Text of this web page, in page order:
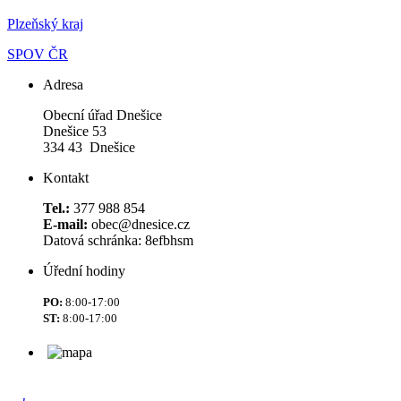
Plzeňský kraj
SPOV ČR
Adresa
Obecní úřad Dnešice
Dnešice 53
334 43 Dnešice
Kontakt
Tel.: 377 988 854
E-mail: obec@dnesice.cz
Datová schránka: 8efbhsm
Úřední hodiny
PO: 8:00-17:00
ST: 8:00-17:00